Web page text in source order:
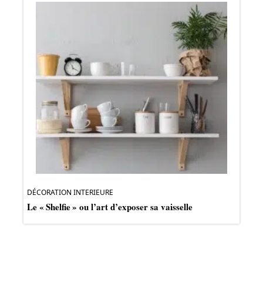
DÉCORATION INTERIEURE
Le « Shelfie » ou l’art d’exposer sa vaisselle